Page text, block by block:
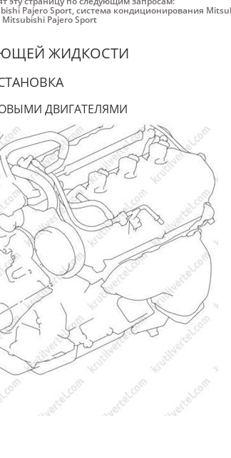
Pajero Sport,система кондиционирования
Pajero Sport
ЖИДКОСТИ
ДВИГАТЕЛЯМИ